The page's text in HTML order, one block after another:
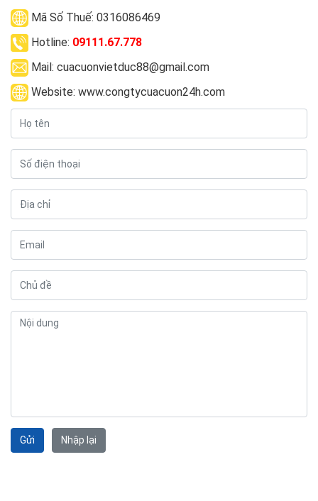
Mã Số Thuế: 0316086469
Hotline: 09111.67.778
Mail: cuacuonvietduc88@gmail.com
Website: www.congtycuacuon24h.com